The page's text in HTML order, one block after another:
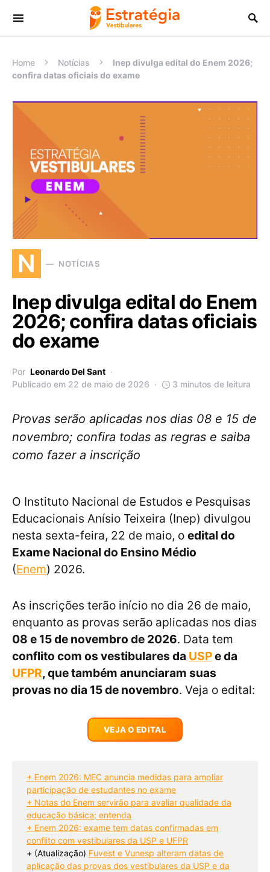
Procurar:
Home Notícias
Inep divulga edital do Enem 2026;
confira datas oficiais do exame
N NOTÍCIAS
Inep divulga edital do Enem
2026; confira datas oficiais
do exame
Por Leonardo Del Sant
Publicado em 22 de maio de 2026
3 minutos de leitura
Provas serão aplicadas nos dias 08 e 15 de
novembro; confira todas as regras e saiba
como fazer a inscrição
O Instituto Nacional de Estudos e Pesquisas
Educacionais Anísio Teixeira (Inep) divulgou
nesta sexta-feira, 22 de maio, o edital do
Exame Nacional do Ensino Médio
(Enem) 2026.
As inscrições terão início no dia 26 de maio,
enquanto as provas serão aplicadas nos dias
08 e 15 de novembro de 2026. Data tem
conflito com os vestibulares da USPe da
UFPR, que também anunciaram suas
provas no dia 15 de novembro. Veja o edital:
VEJA O EDITAL
+ Enem 2026: MEC anuncia medidas para ampliar
participação de estudantes no exame
+ Notas do Enem servirão para avaliar qualidade da
educação básica; entenda
+ Enem 2026: exame tem datas confirmadas em
conflito com vestibulares da USP e UFPR
+ (Atualização) Fuvest e Vunesp alteram datas de
aplicação das provas dos vestibulares da USP e da